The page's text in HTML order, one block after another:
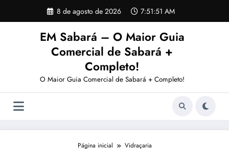
o
8 de agosto de 2026 7:51:52 AM
EM Sabará – O Maior Guia
Comercial de Sabará +
Completo!
O Maior Guia Comercial de Sabará + Completo!
Página inicial Vidraçaria